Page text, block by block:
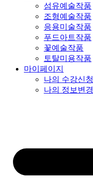
섬유예술작품
조형예술작품
응용미술작품
푸드아트작품
꽃예술작품
토탈미용작품
마이페이지
나의 수강신청
나의 정보변경